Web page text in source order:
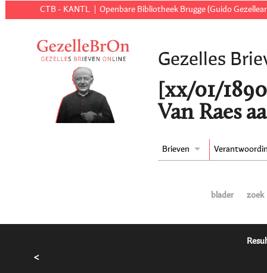
CTB - KANTL Openbare Bibliotheek Brugge (Guido
Gezelles
[xx/01/
Van Raes
Brieven
blader zoek
<